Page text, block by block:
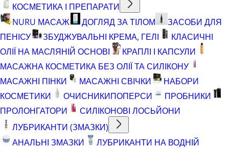
КОСМЕТИКА І ПРЕПАРАТИ
NURU МАСАЖ
ДОГЛЯД ЗА ТІЛОМ
ЗАСОБИ ДЛЯ
ПЕНІСУ
ЗБУДЖУВАЛЬНІ КРЕМА, ГЕЛІ
КЛАСИЧНІ
ОЛІЇ НА МАСЛЯНІЙ ОСНОВІ
КРАПЛІ І КАПСУЛИ
МАСАЖНА КОСМЕТИКА БЕЗ ОЛІЇ ТА СИЛІКОНУ
МАСАЖНІ ПІНКИ
МАСАЖНІ СВІЧКИ
НАБОРИ
КОСМЕТИКИ
ОЧИСНИКИПОПЕРСИ
ПРОБНИКИ
ПРОЛОНГАТОРИ
СИЛІКОНОВІ ЛОСЬЙОНИ
ЛУБРИКАНТИ (ЗМАЗКИ)
АНАЛЬНІ ЗМАЗКИ
ЛУБРИКАНТИ НА ВОДНІЙ